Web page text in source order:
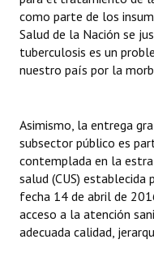
como parte de los
Salud de la Nación se
tuberculosis es un
nuestro país por la
Asimismo, la entrega
subsector público es
contemplada en la
salud (CUS)
fecha 14 de abril de
acceso a la atención
adecuada calidad,